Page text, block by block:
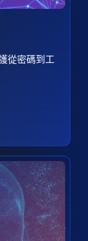
從密碼到工